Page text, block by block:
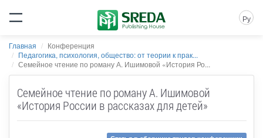
Ру
Главная
Конференция
Педагогика, психология, общество: от теории к прак...
Семейное чтение по роману А. Ишимовой «История Ро...
Семейное чтение по роману А. Ишимовой
«История России в рассказах для детей»